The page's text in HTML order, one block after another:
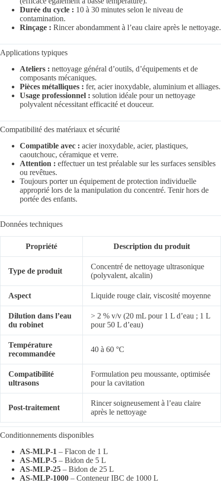
Durée du cycle : 10 à 30 minutes selon le niveau de
contamination.
Rinçage : Rincer abondamment à l’eau claire après le nettoyage.
Applications typiques
Ateliers : nettoyage général d’outils, d’équipements et de
composants mécaniques.
Pièces métalliques : fer, acier inoxydable, aluminium et alliages.
Usage professionnel : solution idéale pour un nettoyage
polyvalent nécessitant efficacité et douceur.
Compatibilité des matériaux et sécurité
Compatible avec : acier inoxydable, acier, plastiques,
caoutchouc, céramique et verre.
Attention : effectuer un test préalable sur les surfaces sensibles
ou revêtues.
Toujours porter un équipement de protection individuelle
approprié lors de la manipulation du concentré. Tenir hors de
portée des enfants.
Données techniques
Propriété Description du produit
Type de produit
Concentré de nettoyage ultrasonique
(polyvalent, alcalin)
Aspect Liquide rouge clair, viscosité moyenne
Dilution dans l’eau
du robinet
> 2 % v/v (20 mL pour 1 L d’eau ; 1 L
pour 50 L d’eau)
Température
recommandée
40 à 60 °C
Compatibilité
ultrasons
Formulation peu moussante, optimisée
pour la cavitation
Post-traitement
Rincer soigneusement à l’eau claire
après le nettoyage
Conditionnements disponibles
AS-MLP-1 – Flacon de 1 L
AS-MLP-5 – Bidon de 5 L
AS-MLP-25 – Bidon de 25 L
AS-MLP-1000 – Conteneur IBC de 1000 L